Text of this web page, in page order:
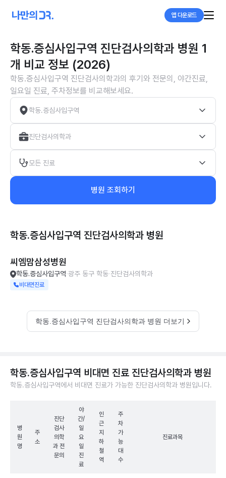
앱 다운로드
학동.증심사입구역 진단검사의학과 병원 1
개 비교 정보 (2026)
학동.증심사입구역 진단검사의학과의 후기와 전문의, 야간진료,
일요일 진료, 주차정보를 비교해보세요.
학동.증심사입구역
진단검사의학과
모든 진료
병원 조회하기
학동.증심사입구역 진단검사의학과 병원
씨엠맘삼성병원
학동.증심사입구역 광주 동구 학동 진단검사의학과
비대면진료
학동.증심사입구역 진단검사의학과 병원 더보기
학동.증심사입구역 비대면 진료 진단검사의학과 병원
학동.증심사입구역에서 비대면 진료가 가능한 진단검사의학과 병원입니다.
병
원
명
주
소
진단
검사
의학
과 전
문의
야
간/
일
요
일
진
료
인
근
지
하
철
역
주
차
가
능
대
수
진료과목